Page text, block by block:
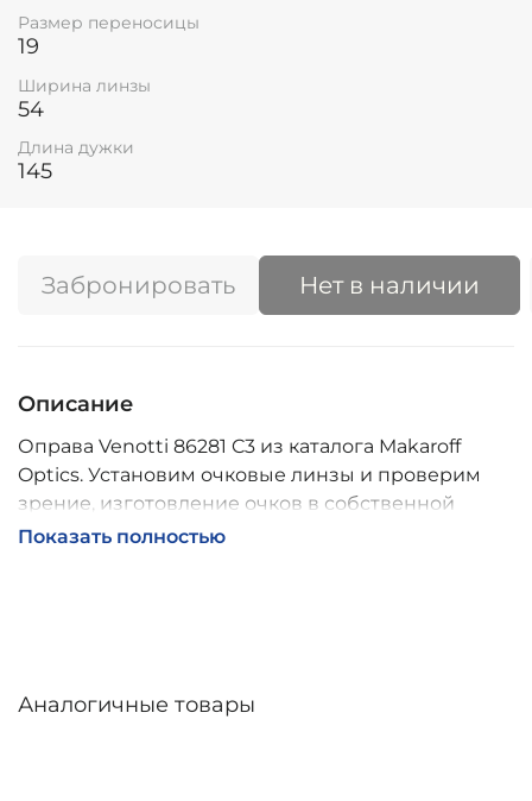
Размер переносицы
19
Ширина линзы
54
Длина дужки
145
Забронировать Нет в наличии
Описание
Оправа Venotti 86281 C3 из каталога Makaroff
Optics. Установим очковые линзы и проверим
зрение, изготовление очков в собственной
мастерской, обычно 2–5 дней, индивидуальные
Показать полностью
Аналогичные товары